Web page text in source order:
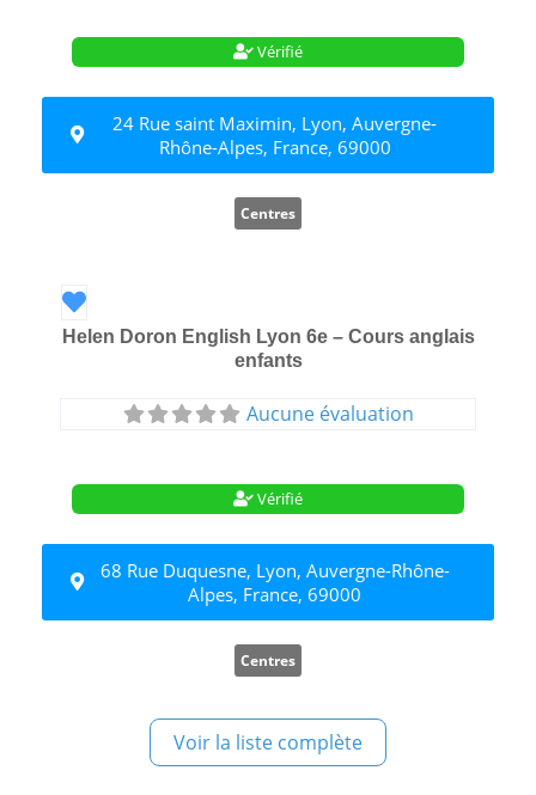
Vérifié
24 Rue saint Maximin, Lyon, Auvergne-
Rhône-Alpes, France, 69000
Centres
Favori
Helen Doron English Lyon 6e – Cours anglais
enfants
Aucune évaluation
Vérifié
68 Rue Duquesne, Lyon, Auvergne-Rhône-
Alpes, France, 69000
Centres
Voir la liste complète